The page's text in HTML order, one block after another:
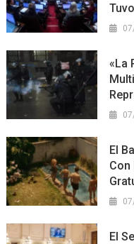
«La
El
Con
El